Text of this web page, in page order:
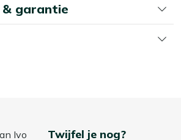
& garantie
Twijfel je nog?